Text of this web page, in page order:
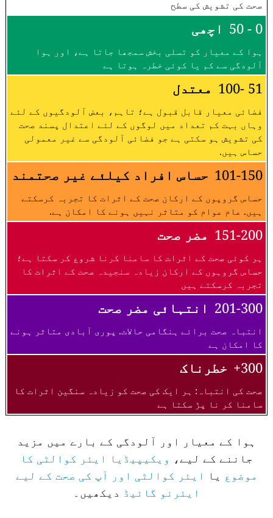
صحت کی تشویش کی سطح
0 - 50 اچھی
ہوا کے معیار کو تسلی بخش سمجھا جاتا ہے، اور ہوا
آلودگی سے کم یا کوئی خطرہ ہوتا ہے
51 -100 معتدل
فضائی معیار قابل قبول ہے؛ تاہم، بعض آلودگیوں کے لئے
وہاں بہت کم تعداد میں لوگوں کے لئے اعتدال پسند صحت
کی تشویش ہو سکتی ہے جو فضائی آلودگی سے غیر معمولی
حساس ہیں.
101-150 حساس افراد کیلئے غیر صحتمند
حساس گروپوں کے ارکان صحت کے اثرات کا تجربہ کرسکتے
ہیں. عام عوام کو متاثر نہیں ہونے کا امکان ہے.
151-200 مضر صحت
ہر کوئی صحت کے اثرات کا سامنا کرنا شروع کر سکتا ہے؛
حساس گروہوں کے ارکان زیادہ سنجیدہ صحت کے اثرات کا
تجربہ کرسکتے ہیں
201-300 انتہائی مضر صحت
انتباہ صحت برائے ہنگامی حالات. پوری آبادی متاثر ہونے
کا امکان ہے
300+ خطرناک
صحت کی انتباہ: ہر ایک کی صحت کو زیادہ سنگین اثرات کا
سامنا کر نا پڑ سکتا ہے
ہوا کے معیار اور آلودگی کے بارے میں مزید
جاننے کے لیے، ویکیپیڈیا ایئر کوالٹی کا
موضوع یا
ایئر کوالٹی اور آپ کی صحت کے لیے
ایئرنو گائیڈ دیکھیں۔